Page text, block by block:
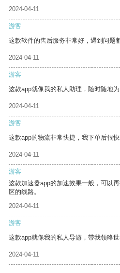
2024-04-11
游客
这款软件的售后服务非常好，遇到问题
2024-04-11
游客
这款app就像我的私人助理，随时随地为
2024-04-11
游客
这款app的物流非常快捷，我下单后很快
2024-04-11
游客
这款加速器app的加速效果一般，可以
区的线路。
2024-04-11
游客
这款app就像我的私人导游，带我领略世
2024-04-11